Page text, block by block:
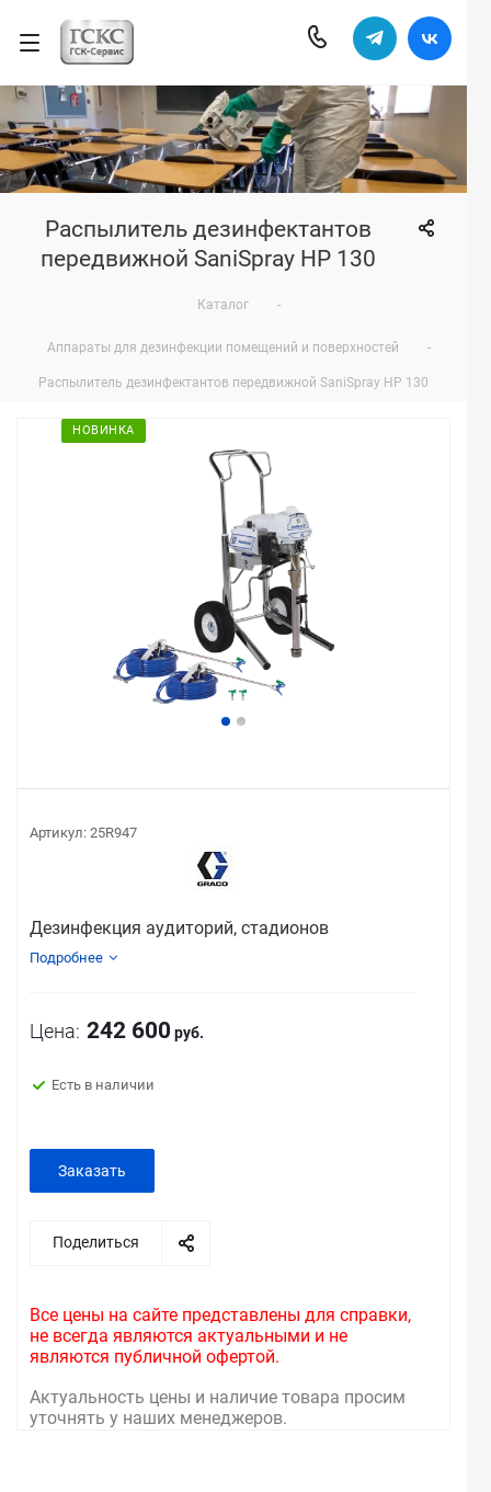
Распылитель дезинфектантов
передвижной SaniSpray HP 130
Каталог -
Аппараты для дезинфекции помещений и поверхностей -
Распылитель дезинфектантов передвижной SaniSpray HP 130
НОВИНКА
Артикул: 25R947
Дезинфекция аудиторий, стадионов
Подробнее
Цена: 242 600 руб.
Есть в наличии
Заказать
Поделиться
Все цены на сайте представлены для справки,
не всегда являются актуальными и не
являются публичной офертой.
Актуальность цены и наличие товара просим
уточнять у наших менеджеров.